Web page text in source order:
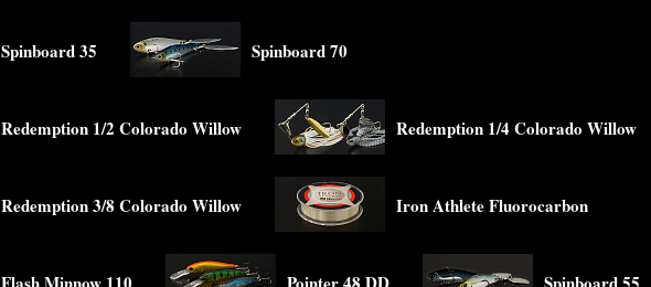
Spinboard 35 Spinboard 70
Redemption 1/2 Colorado Willow Redemption 1/4 Colorado Willow
Redemption 3/8 Colorado Willow Iron Athlete Fluorocarbon